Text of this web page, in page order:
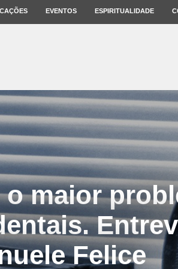
EVENTOS ESPIRITUALIDADE
maior
Felice